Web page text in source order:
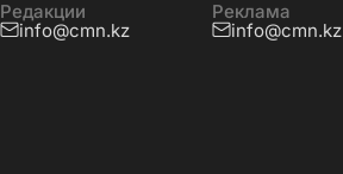
Редакции
info@cmn.kz
Реклама
info@cmn.kz